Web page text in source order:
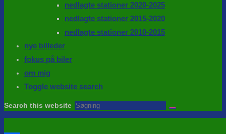
nedlagte stationer 2020-2025
nedlagte stationer 2015-2020
nedlagte stationer 2010-2015
nye billeder
fokus på biler
om mig
Toggle website search
Search this website